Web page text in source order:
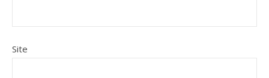
Site